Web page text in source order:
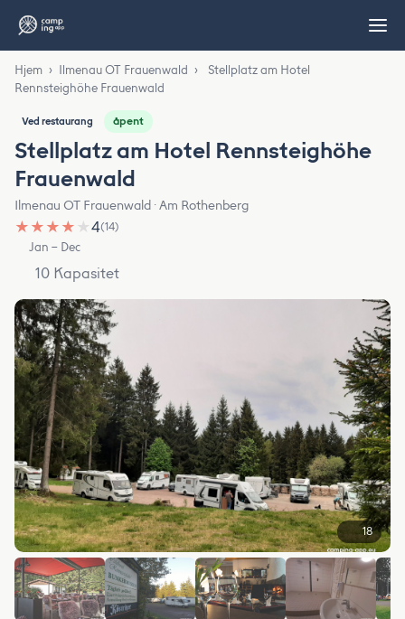
Hjem › Ilmenau OT Frauenwald ›
Stellplatz am Hotel
Rennsteighöhe Frauenwald
Ved restaurang åpent
Stellplatz am Hotel Rennsteighöhe
Frauenwald
Ilmenau OT Frauenwald · Am Rothenberg
★ ★ ★ ★ ★4(14)
Jan – Dec
10 Kapasitet
18